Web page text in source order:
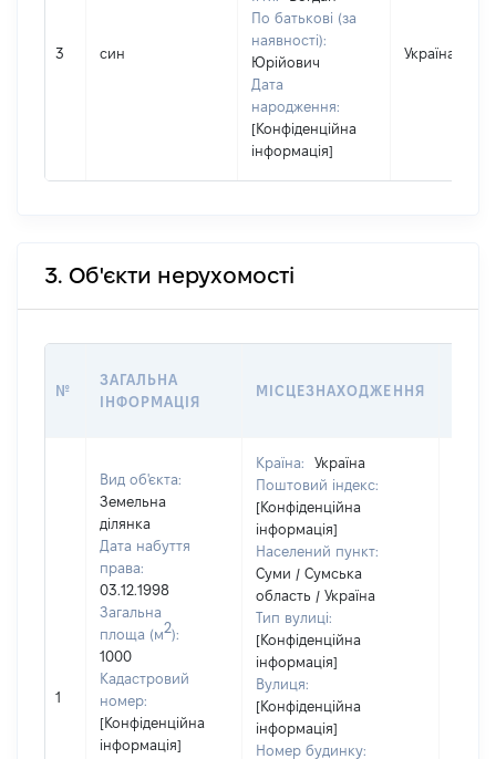
3 син
По батькові (за
наявності):
Юрійович
Дата
народження:
[Конфіденційна
інформація]
Україна
3. Об'єкти нерухомості
№
ЗАГАЛЬНА
ІНФОРМАЦІЯ
МІСЦЕЗНАХОДЖЕННЯ
1
Вид об'єкта:
Земельна
ділянка
Дата набуття
права:
03.12.1998
Загальна
площа (м2):
1000
Кадастровий
номер:
[Конфіденційна
інформація]
Країна:
Україна
Поштовий індекс:
[Конфіденційна
інформація]
Населений пункт:
Суми / Сумська
область / Україна
Тип вулиці:
[Конфіденційна
інформація]
Вулиця:
[Конфіденційна
інформація]
Номер будинку: